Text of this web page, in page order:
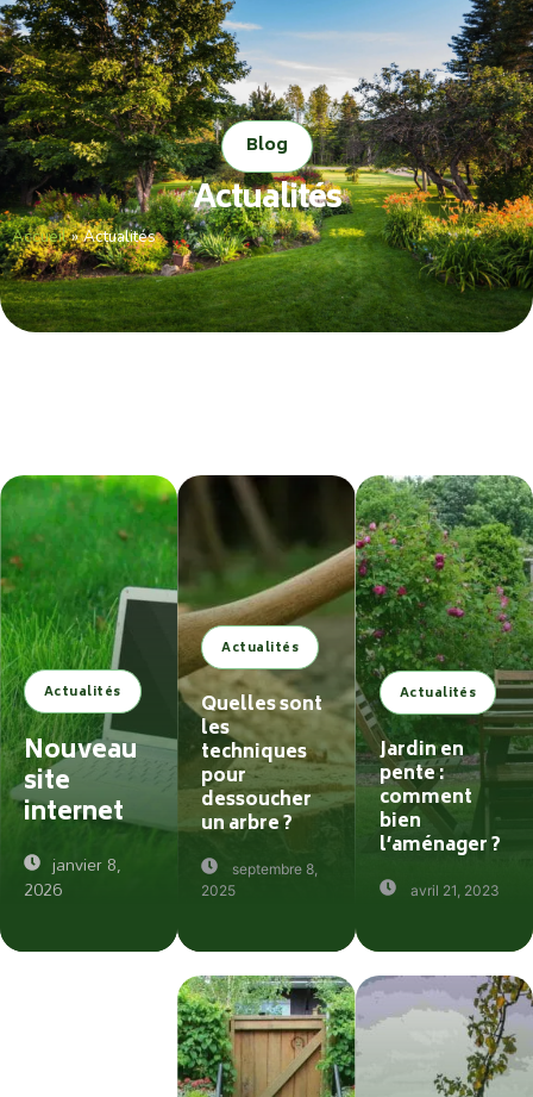
Blog
Actualités
Accueil»Actualités
Actualités
Nouveau
site
internet
janvier 8,
2026
Actualités
Quelles sont
les
techniques
pour
dessoucher
un arbre ?
septembre 8,
2025
Actualités
Jardin en
pente :
comment
bien
l’aménager ?
avril 21, 2023